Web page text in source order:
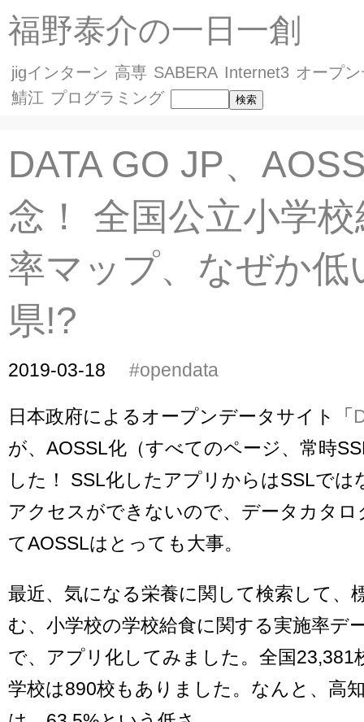
福野泰介の一日一創
jigインターン 高専 SABERA Internet3 オープ
鯖江 プログラミング
DATA GO JP、
念！ 全国公立小学
率マップ、なぜか低
県!?
2019-03-18 #opendata
日本政府によるオープンデータサイト「
が、AOSSL化（すべてのページ、常時
した！ SSL化したアプリからはSSLでは
アクセスができないので、データカタ
てAOSSLはとっても大事。
最近、気になる栄養に関して検索して、
む、小学校の学校給食に関する実施率デ
で、アプリ化してみました。全国23,381
学校は890校もありました。なんと、高